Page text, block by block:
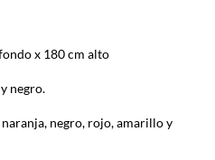
x 180 cm alto
negro.
negro, rojo, amarillo y